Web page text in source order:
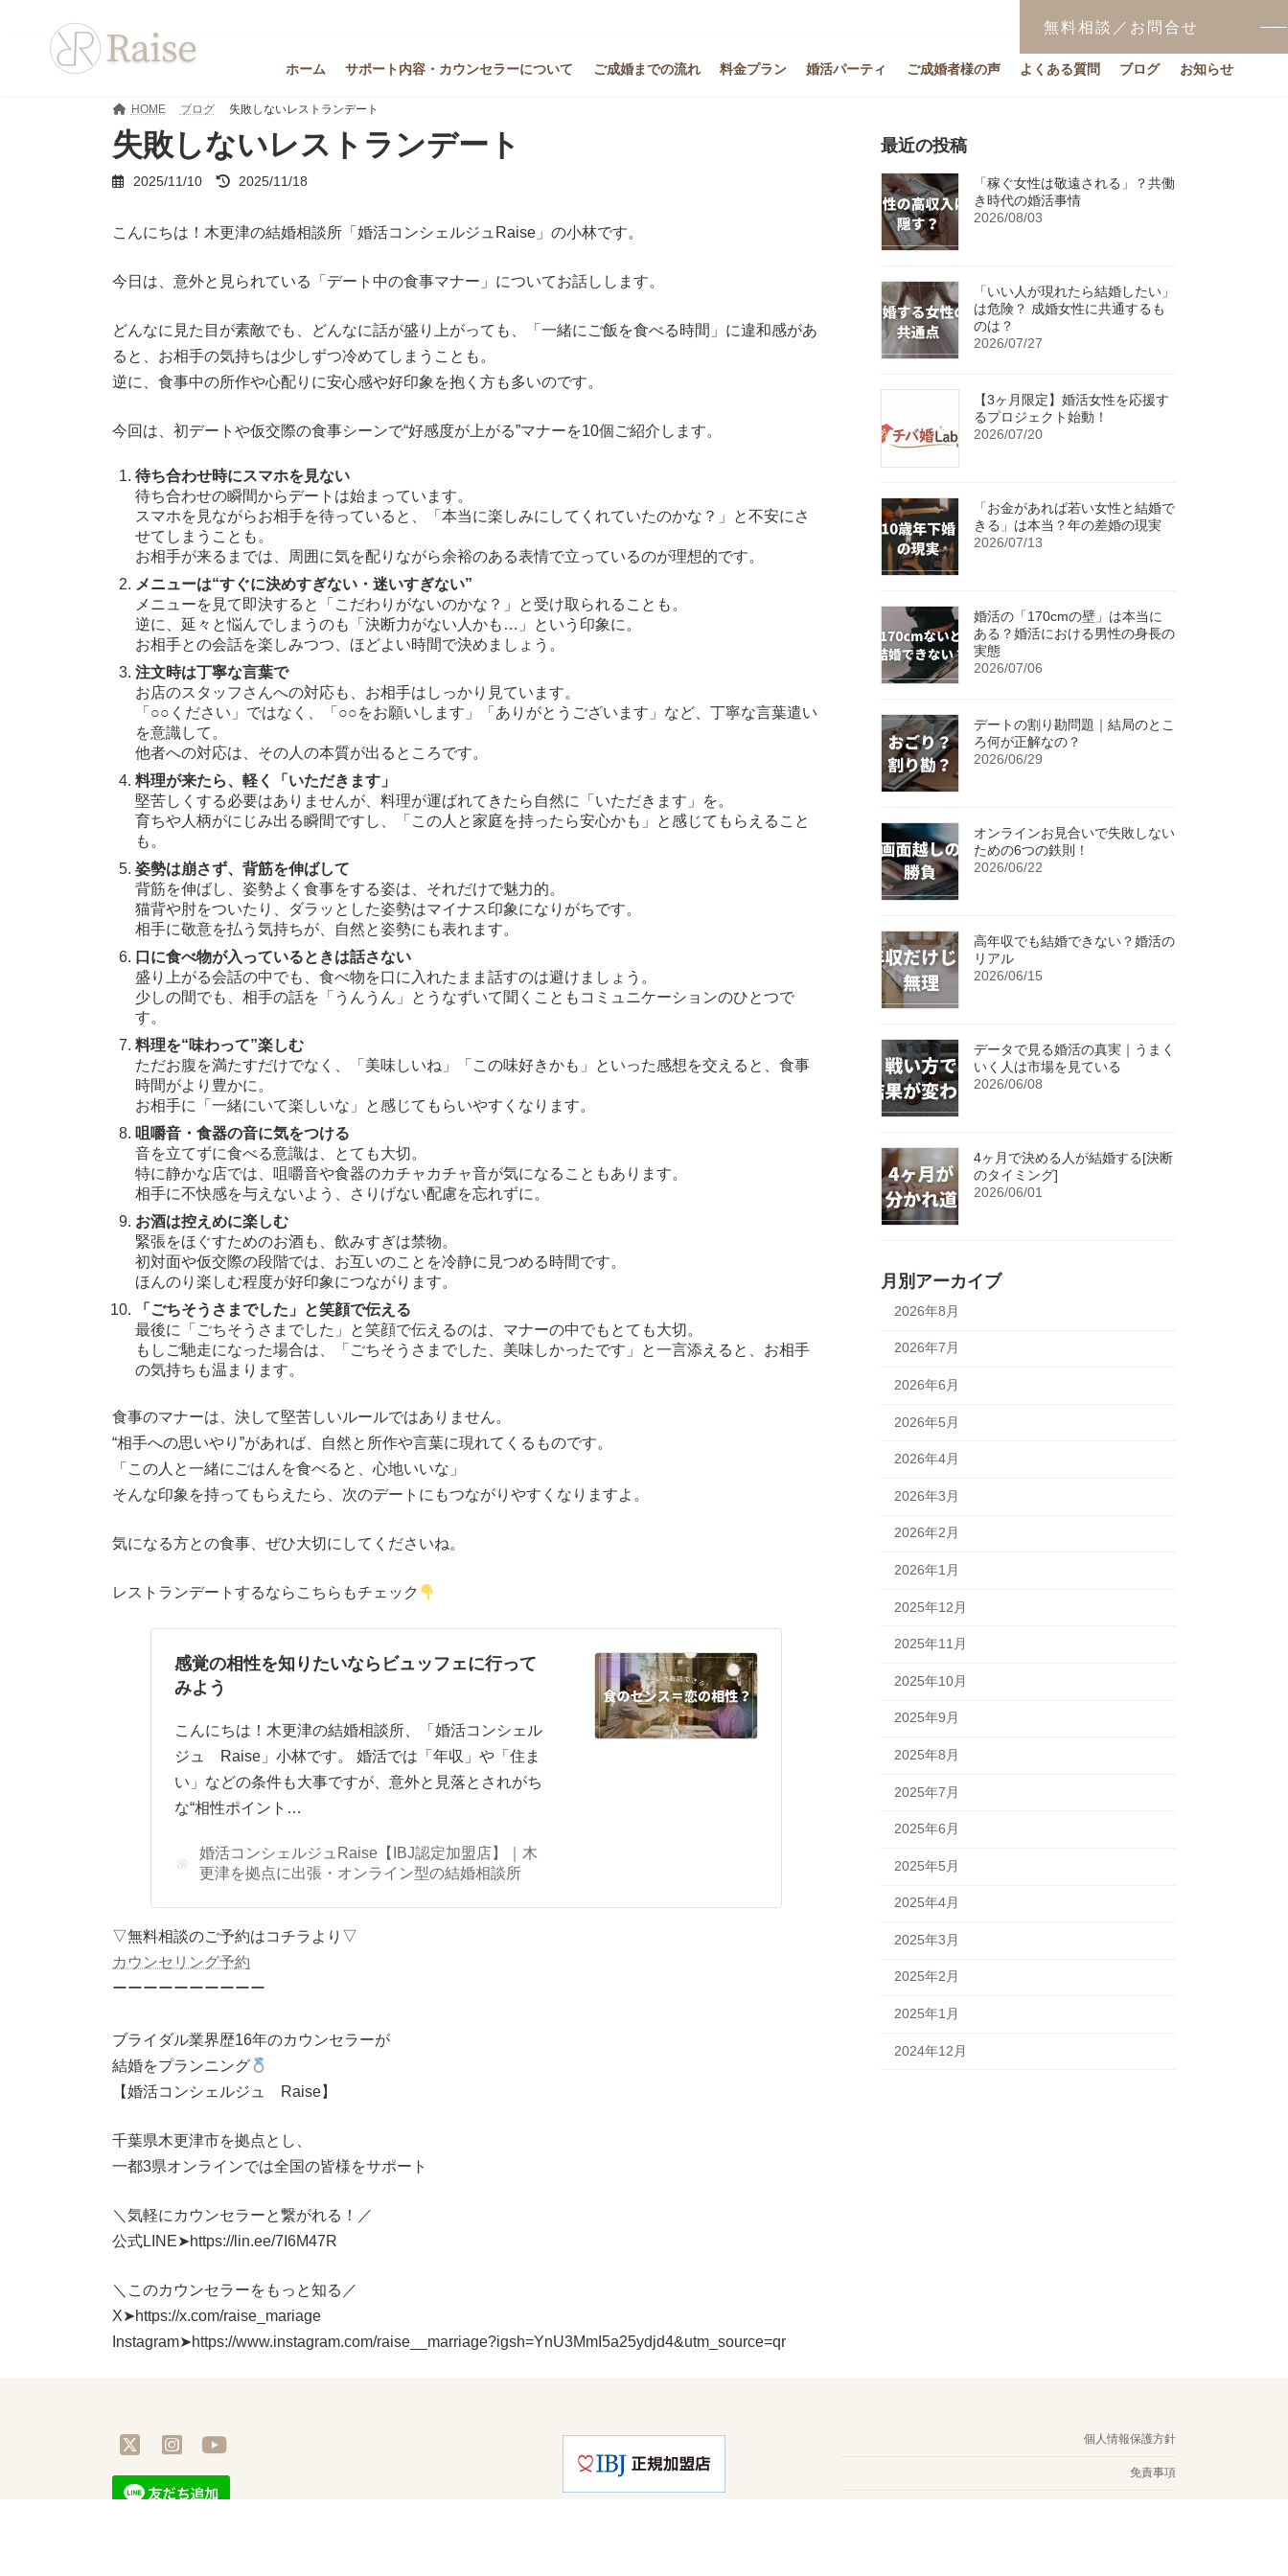
無料相談／お問合せ
ホーム サポート内容・カウンセラーについて ご成婚までの流れ 料金プラン 婚活パーティ ご成婚者様の声 よくある質問 ブログ お知らせ
HOME ブログ 失敗しないレストランデート
失敗しないレストランデート
2025/11/10
最
新
:
2025/11/18
こんにちは！木更津の結婚相談所「婚活コンシェルジュRaise」の小林です。
今日は、意外と見られている「デート中の食事マナー」についてお話しします。
どんなに見た目が素敵でも、どんなに話が盛り上がっても、「一緒にご飯を食べる時間」に違和感があ
ると、お相手の気持ちは少しずつ冷めてしまうことも。
逆に、食事中の所作や心配りに安心感や好印象を抱く方も多いのです。
今回は、初デートや仮交際の食事シーンで“好感度が上がる”マナーを10個ご紹介します。
待ち合わせ時にスマホを見ない
待ち合わせの瞬間からデートは始まっています。
スマホを見ながらお相手を待っていると、「本当に楽しみにしてくれていたのかな？」と不安にさ
せてしまうことも。
お相手が来るまでは、周囲に気を配りながら余裕のある表情で立っているのが理想的です。
メニューは“すぐに決めすぎない・迷いすぎない”
メニューを見て即決すると「こだわりがないのかな？」と受け取られることも。
逆に、延々と悩んでしまうのも「決断力がない人かも…」という印象に。
お相手との会話を楽しみつつ、ほどよい時間で決めましょう。
注文時は丁寧な言葉で
お店のスタッフさんへの対応も、お相手はしっかり見ています。
「○○ください」ではなく、「○○をお願いします」「ありがとうございます」など、丁寧な言葉遣い
を意識して。
他者への対応は、その人の本質が出るところです。
料理が来たら、軽く「いただきます」
堅苦しくする必要はありませんが、料理が運ばれてきたら自然に「いただきます」を。
育ちや人柄がにじみ出る瞬間ですし、「この人と家庭を持ったら安心かも」と感じてもらえること
も。
姿勢は崩さず、背筋を伸ばして
背筋を伸ばし、姿勢よく食事をする姿は、それだけで魅力的。
猫背や肘をついたり、ダラッとした姿勢はマイナス印象になりがちです。
相手に敬意を払う気持ちが、自然と姿勢にも表れます。
口に食べ物が入っているときは話さない
盛り上がる会話の中でも、食べ物を口に入れたまま話すのは避けましょう。
少しの間でも、相手の話を「うんうん」とうなずいて聞くこともコミュニケーションのひとつで
す。
料理を“味わって”楽しむ
ただお腹を満たすだけでなく、「美味しいね」「この味好きかも」といった感想を交えると、食事
時間がより豊かに。
お相手に「一緒にいて楽しいな」と感じてもらいやすくなります。
咀嚼音・食器の音に気をつける
音を立てずに食べる意識は、とても大切。
特に静かな店では、咀嚼音や食器のカチャカチャ音が気になることもあります。
相手に不快感を与えないよう、さりげない配慮を忘れずに。
お酒は控えめに楽しむ
緊張をほぐすためのお酒も、飲みすぎは禁物。
初対面や仮交際の段階では、お互いのことを冷静に見つめる時間です。
ほんのり楽しむ程度が好印象につながります。
「ごちそうさまでした」と笑顔で伝える
最後に「ごちそうさまでした」と笑顔で伝えるのは、マナーの中でもとても大切。
もしご馳走になった場合は、「ごちそうさまでした、美味しかったです」と一言添えると、お相手
の気持ちも温まります。
食事のマナーは、決して堅苦しいルールではありません。
“相手への思いやり”があれば、自然と所作や言葉に現れてくるものです。
「この人と一緒にごはんを食べると、心地いいな」
そんな印象を持ってもらえたら、次のデートにもつながりやすくなりますよ。
気になる方との食事、ぜひ大切にしてくださいね。
レストランデートするならこちらもチェック
感覚の相性を知りたいならビュッフェに行って
みよう
こんにちは！木更津の結婚相談所、「婚活コンシェル
ジュ Raise」小林です。 婚活では「年収」や「住ま
い」などの条件も大事ですが、意外と見落とされがち
な“相性ポイント…
婚活コンシェルジュRaise【IBJ認定加盟店】｜木
更津を拠点に出張・オンライン型の結婚相談所
▽無料相談のご予約はコチラより▽
カウンセリング予約
ーーーーーーーーーー
ブライダル業界歴16年のカウンセラーが
結婚をプランニング
【婚活コンシェルジュ Raise】
千葉県木更津市を拠点とし、
一都3県オンラインでは全国の皆様をサポート
＼気軽にカウンセラーと繋がれる！／
公式LINE➤https://lin.ee/7I6M47R
＼このカウンセラーをもっと知る／
X➤https://x.com/raise_mariage
Instagram➤https://www.instagram.com/raise__marriage?igsh=YnU3MmI5a25ydjd4&utm_source=qr
最近の投稿
「稼ぐ女性は敬遠される」？共働
き時代の婚活事情
2026/08/03
「いい人が現れたら結婚したい」
は危険？ 成婚女性に共通するも
のは？
2026/07/27
【3ヶ月限定】婚活女性を応援す
るプロジェクト始動！
2026/07/20
「お金があれば若い女性と結婚で
きる」は本当？年の差婚の現実
2026/07/13
婚活の「170cmの壁」は本当に
ある？婚活における男性の身長の
実態
2026/07/06
デートの割り勘問題｜結局のとこ
ろ何が正解なの？
2026/06/29
オンラインお見合いで失敗しない
ための6つの鉄則！
2026/06/22
高年収でも結婚できない？婚活の
リアル
2026/06/15
データで見る婚活の真実｜うまく
いく人は市場を見ている
2026/06/08
4ヶ月で決める人が結婚する[決断
のタイミング]
2026/06/01
月別アーカイブ
2026年8月
2026年7月
2026年6月
2026年5月
2026年4月
2026年3月
2026年2月
2026年1月
2025年12月
2025年11月
2025年10月
2025年9月
2025年8月
2025年7月
2025年6月
2025年5月
2025年4月
2025年3月
2025年2月
2025年1月
2024年12月
ア
コ
リ
ク
ア
コ
リ
ン
ク
コ
リ
ン
ク
個人情報保護方針
免責事項